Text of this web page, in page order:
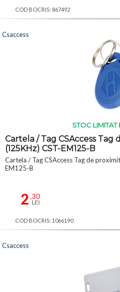
COD BOCRIS: 867492
STOC LIMITAT
Cartela / Tag CSAccess Tag
(125KHz) CST-EM125-B
Cartela / Tag CSAccess Tag de
EM125-B
2,30
LEI
Csaccess
COD BOCRIS: 1066190
Csaccess